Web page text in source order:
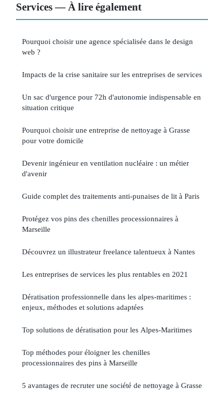
Services — À lire également
Pourquoi choisir une agence spécialisée dans le design
web ?
Impacts de la crise sanitaire sur les entreprises de services
Un sac d'urgence pour 72h d'autonomie indispensable en
situation critique
Pourquoi choisir une entreprise de nettoyage à Grasse
pour votre domicile
Devenir ingénieur en ventilation nucléaire : un métier
d'avenir
Guide complet des traitements anti-punaises de lit à Paris
Protégez vos pins des chenilles processionnaires à
Marseille
Découvrez un illustrateur freelance talentueux à Nantes
Les entreprises de services les plus rentables en 2021
Dératisation professionnelle dans les alpes-maritimes :
enjeux, méthodes et solutions adaptées
Top solutions de dératisation pour les Alpes-Maritimes
Top méthodes pour éloigner les chenilles
processionnaires des pins à Marseille
5 avantages de recruter une société de nettoyage à Grasse